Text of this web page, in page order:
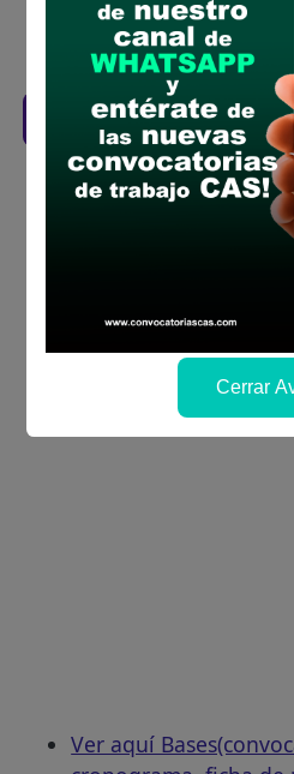
Revisar el
se publicará los
Descarga aquí las
Ver aquí
Cerrar